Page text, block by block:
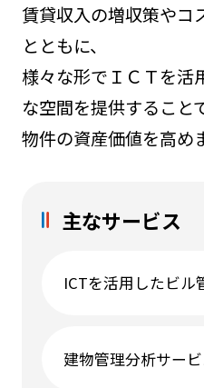
賃貸収入の増収策やコ
とともに、
様々な形でＩＣＴを活
な空間を提供すること
物件の資産価値を高め
主なサービス
ICTを活用したビル
建物管理分析サー